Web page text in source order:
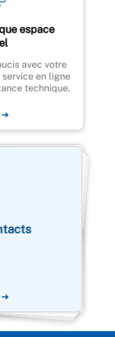
espace
avec votre
en ligne
technique.
➜
➜